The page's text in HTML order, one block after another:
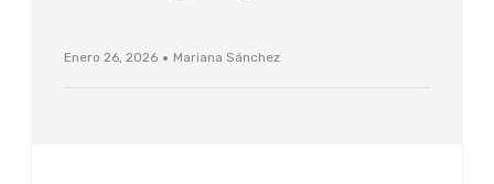
Enero 26, 2026 · Mariana Sánchez